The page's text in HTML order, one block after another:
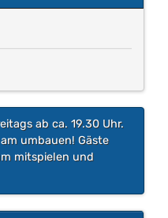
ab ca. 19.30 Uhr.
umbauen! Gäste
mitspielen und